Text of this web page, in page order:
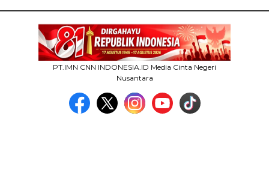
PT.IMN CNN INDONESIA.ID Media Cinta Negeri
Nusantara